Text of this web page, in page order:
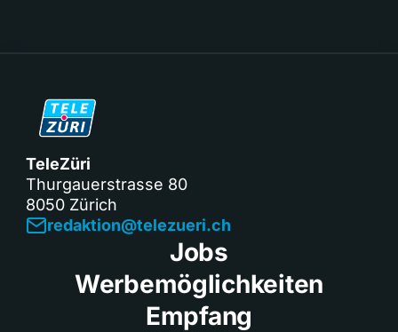
TeleZüri
Thurgauerstrasse 80
8050 Zürich
redaktion@telezueri.ch
Jobs
Werbemöglichkeiten
Empfang